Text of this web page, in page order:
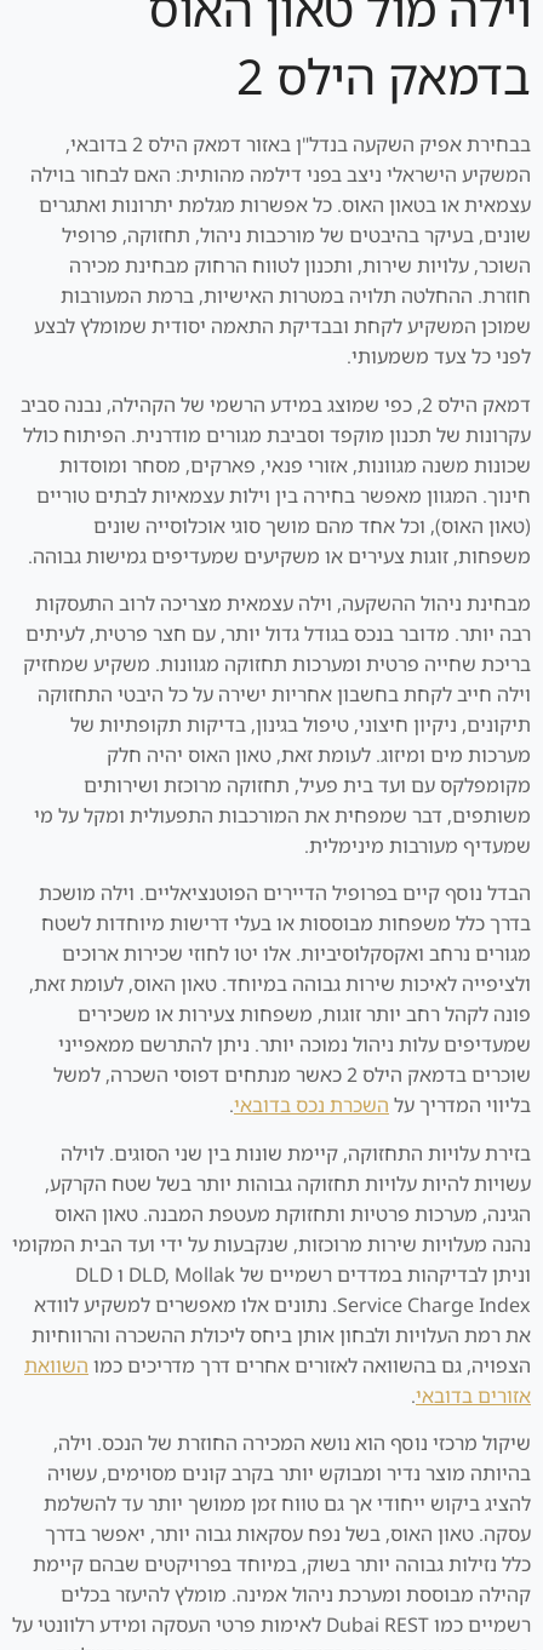
בדמאק הילס 2
בבחירת אפיק השקעה בנדל"ן באזור דמאק הילס 2 בדובאי,
המשקיע הישראלי ניצב בפני דילמה מהותית: האם לבחור בוילה
עצמאית או בטאון האוס. כל אפשרות מגלמת יתרונות ואתגרים
שונים, בעיקר בהיבטים של מורכבות ניהול, תחזוקה, פרופיל
השוכר, עלויות שירות, ותכנון לטווח הרחוק מבחינת מכירה
חוזרת. ההחלטה תלויה במטרות האישיות, ברמת המעורבות
שמוכן המשקיע לקחת ובבדיקת התאמה יסודית שמומלץ לבצע
לפני כל צעד משמעותי.
דמאק הילס 2, כפי שמוצג במידע הרשמי של הקהילה, נבנה סביב
עקרונות של תכנון מוקפד וסביבת מגורים מודרנית. הפיתוח כולל
שכונות משנה מגוונות, אזורי פנאי, פארקים, מסחר ומוסדות
חינוך. המגוון מאפשר בחירה בין וילות עצמאיות לבתים טוריים
(טאון האוס), וכל אחד מהם מושך סוגי אוכלוסייה שונים
משפחות, זוגות צעירים או משקיעים שמעדיפים גמישות גבוהה.
מבחינת ניהול ההשקעה, וילה עצמאית מצריכה לרוב התעסקות
רבה יותר. מדובר בנכס בגודל גדול יותר, עם חצר פרטית, לעיתים
בריכת שחייה פרטית ומערכות תחזוקה מגוונות. משקיע שמחזיק
וילה חייב לקחת בחשבון אחריות ישירה על כל היבטי התחזוקה
תיקונים, ניקיון חיצוני, טיפול בגינון, בדיקות תקופתיות של
מערכות מים ומיזוג. לעומת זאת, טאון האוס יהיה חלק
מקומפלקס עם ועד בית פעיל, תחזוקה מרוכזת ושירותים
משותפים, דבר שמפחית את המורכבות התפעולית ומקל על מי
שמעדיף מעורבות מינימלית.
הבדל נוסף קיים בפרופיל הדיירים הפוטנציאליים. וילה מושכת
בדרך כלל משפחות מבוססות או בעלי דרישות מיוחדות לשטח
מגורים נרחב ואקסקלוסיביות. אלו יטו לחוזי שכירות ארוכים
ולציפייה לאיכות שירות גבוהה במיוחד. טאון האוס, לעומת זאת,
פונה לקהל רחב יותר זוגות, משפחות צעירות או משכירים
שמעדיפים עלות ניהול נמוכה יותר. ניתן להתרשם ממאפייני
שוכרים בדמאק הילס 2 כאשר מנתחים דפוסי השכרה, למשל
בליווי המדריך על השכרת נכס בדובאי.
בזירת עלויות התחזוקה, קיימת שונות בין שני הסוגים. לוילה
עשויות להיות עלויות תחזוקה גבוהות יותר בשל שטח הקרקע,
הגינה, מערכות פרטיות ותחזוקת מעטפת המבנה. טאון האוס
נהנה מעלויות שירות מרוכזות, שנקבעות על ידי ועד הבית המקומי
וניתן לבדיקהות במדדים רשמיים של DLD, Mollak ו DLD
Service Charge Index. נתונים אלו מאפשרים למשקיע לוודא
את רמת העלויות ולבחון אותן ביחס ליכולת ההשכרה והרווחיות
הצפויה, גם בהשוואה לאזורים אחרים דרך מדריכים כמו השוואת
אזורים בדובאי.
שיקול מרכזי נוסף הוא נושא המכירה החוזרת של הנכס. וילה,
בהיותה מוצר נדיר ומבוקש יותר בקרב קונים מסוימים, עשויה
להציג ביקוש ייחודי אך גם טווח זמן ממושך יותר עד להשלמת
עסקה. טאון האוס, בשל נפח עסקאות גבוה יותר, יאפשר בדרך
כלל נזילות גבוהה יותר בשוק, במיוחד בפרויקטים שבהם קיימת
קהילה מבוססת ומערכת ניהול אמינה. מומלץ להיעזר בכלים
רשמיים כמו Dubai REST לאימות פרטי העסקה ומידע רלוונטי על